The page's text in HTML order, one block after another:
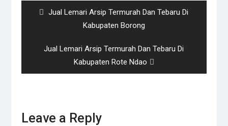
Previous
Jual Lemari Arsip Termurah Dan Tebaru Di
Kabupaten Borong
Next
Jual Lemari Arsip Termurah Dan Tebaru Di
Kabupaten Rote Ndao
Leave a Reply